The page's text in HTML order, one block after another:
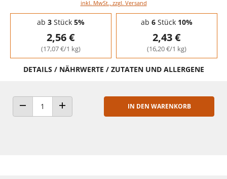
inkl. MwSt., zzgl. Versand
Staffelpreise - Mengenrabatt
ab 3Stück 5%
2,56 €
(17,07 €/1 kg)
ab 6Stück 10%
2,43 €
(16,20 €/1 kg)
DETAILS / NÄHRWERTE / ZUTATEN UND ALLERGENE
ANZAHL VERRINGERNANZAHL ERHÖHEN
IN DEN WARENKORB